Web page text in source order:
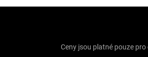
Ceny jsou platné pouze